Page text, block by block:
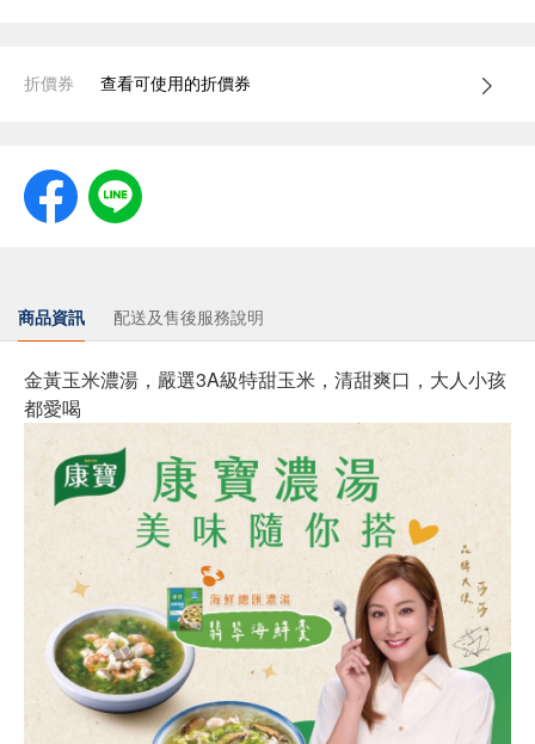
折價券 查看可使用的折價券
商品資訊 配送及售後服務說明
金黃玉米濃湯，嚴選3A級特甜玉米，清甜爽口，大人小孩
都愛喝